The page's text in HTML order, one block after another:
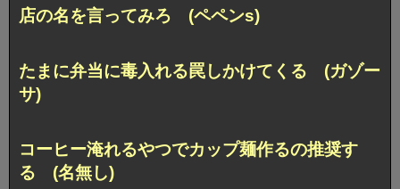
店の名を言ってみろ (ペペンs)
たまに弁当に毒入れる罠しかけてくる (ガゾー
サ)
コーヒー淹れるやつでカップ麺作るの推奨す
る (名無し)